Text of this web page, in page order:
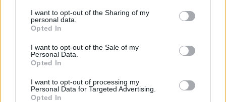
I want to opt-out of the Sharing of my
personal data.
Opted In
I want to opt-out of the Sale of my
Personal Data.
Opted In
I want to opt-out of processing my
Personal Data for Targeted Advertising.
Opted In
Casellato
Arb. Riccardo Angelucci (Livorno)
AA1 Francesco Meschini (Teramo), AA2
Quarto Uomo: Davor Vidackovic (Milano)